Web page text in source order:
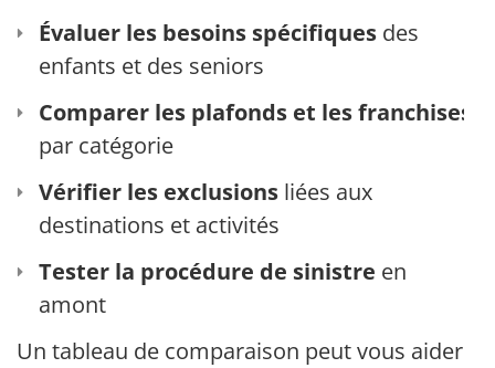
Évaluer les besoins spécifiques des
enfants et des seniors
Comparer les plafonds et les franchises
par catégorie
Vérifier les exclusions liées aux
destinations et activités
Tester la procédure de sinistre en
amont
Un tableau de comparaison peut vous aider